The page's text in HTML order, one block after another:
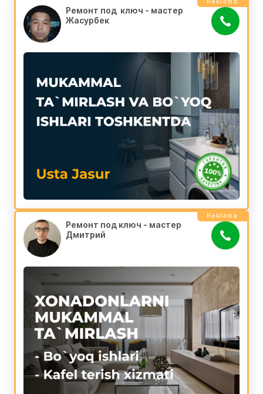
Ремонт под  ключ - мастер
Жасурбек
Reklama
Ремонт под ключ - мастер
Дмитрий